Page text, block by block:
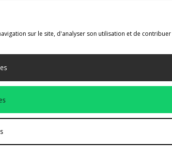
sur le site, d'analyser son utilisation et de